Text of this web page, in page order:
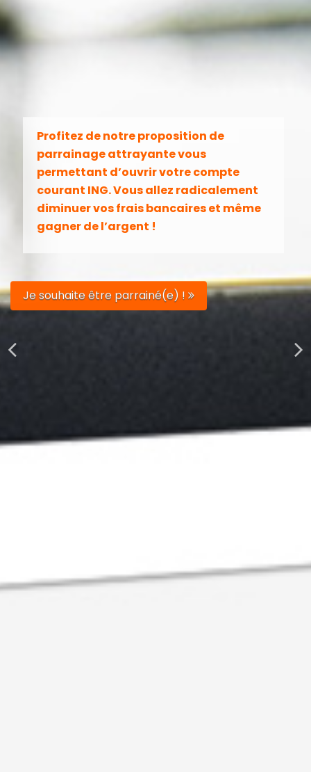
Profitez de notre proposition de
parrainage attrayante vous
permettant d’ouvrir votre compte
courant ING. Vous allez radicalement
diminuer vos frais bancaires et même
gagner de l’argent !
Je souhaite être parrainé(e) !